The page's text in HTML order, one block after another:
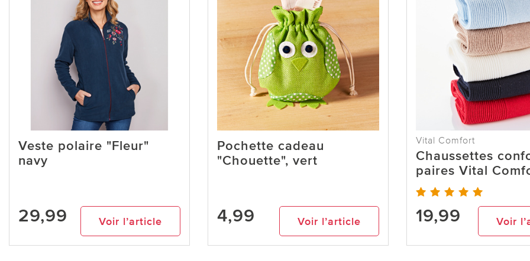
Veste polaire "Fleur"
navy
29,99 Voir l’article
Pochette cadeau
"Chouette", vert
4,99 Voir l’article
Vital Comfort
Chaussettes
paires Vital
19,99 Voir